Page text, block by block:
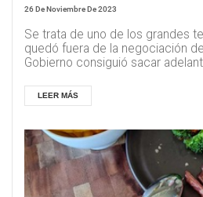
26 De Noviembre De 2023
Se trata de uno de los grandes
quedó fuera de la negociación
Gobierno consiguió sacar
LEER MÁS